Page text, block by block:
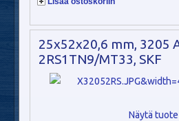
25x52x20,6 mm, 3205
2RS1TN9/MT33, SKF
Näytä tuote